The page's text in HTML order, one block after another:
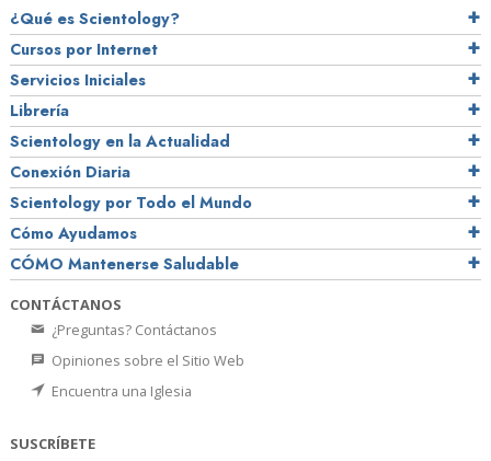
¿Qué es Scientology?
Cursos por Internet
Servicios Iniciales
Librería
Scientology en la Actualidad
Conexión Diaria
Scientology por Todo el Mundo
Cómo Ayudamos
CÓMO Mantenerse Saludable
CONTÁCTANOS
¿Preguntas? Contáctanos
Opiniones sobre el Sitio Web
Encuentra una Iglesia
SUSCRÍBETE